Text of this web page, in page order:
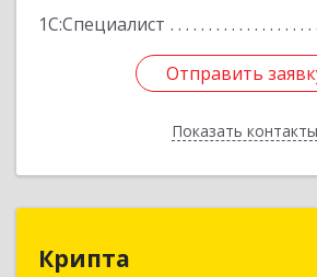
1С:Специалист
Отправить
Показать контакты
Отправить
Назад
Крипта